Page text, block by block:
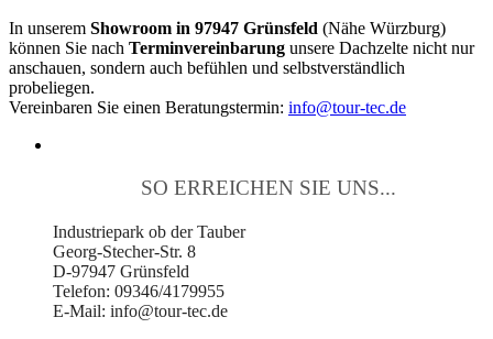
In unserem Showroom in 97947 Grünsfeld (Nähe Würzburg)
können Sie nach Terminvereinbarung unsere Dachzelte nicht nur
anschauen, sondern auch befühlen und selbstverständlich
probeliegen.
Vereinbaren Sie einen Beratungstermin: info@tour-tec.de
SO ERREICHEN SIE UNS...
Industriepark ob der Tauber
Georg-Stecher-Str. 8
D-97947 Grünsfeld
Telefon: 09346/4179955
E-Mail: info@tour-tec.de